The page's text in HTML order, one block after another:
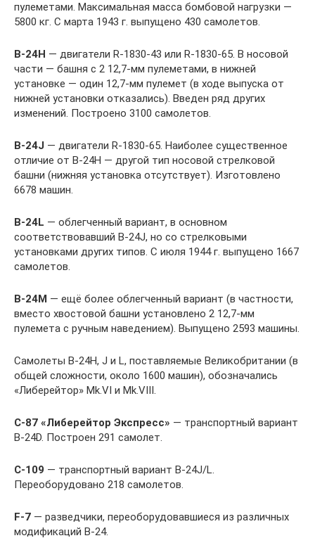
пулеметами. Максимальная масса бомбовой нагрузки —
5800 кг. С марта 1943 г. выпущено 430 самолетов.
В-24Н — двигатели R-1830-43 или R-1830-65. В носовой
части — башня с 2 12,7-мм пулеметами, в нижней
установке — один 12,7-мм пулемет (в ходе выпуска от
нижней установки отказались). Введен ряд других
изменений. Построено 3100 самолетов.
B-24J — двигатели R-1830-65. Наиболее существенное
отличие от В-24Н — другой тип носовой стрелковой
башни (нижняя установка отсутствует). Изготовлено
6678 машин.
B-24L — облегченный вариант, в основном
соответствовавший B-24J, но со стрелковыми
установками других типов. С июля 1944 г. выпущено 1667
самолетов.
В-24М — ещё более облегченный вариант (в частности,
вместо хвостовой башни установлено 2 12,7-мм
пулемета с ручным наведением). Выпущено 2593 машины.
Самолеты В-24Н, J и L, поставляемые Великобритании (в
общей сложности, около 1600 машин), обозначались
«Либерейтор» Mk.VI и Mk.VIII.
С-87 «Либерейтор Экспресс» — транспортный вариант
B-24D. Построен 291 самолет.
С-109 — транспортный вариант B-24J/L.
Переоборудовано 218 самолетов.
F-7 — разведчики, переоборудовавшиеся из различных
модификаций В-24.